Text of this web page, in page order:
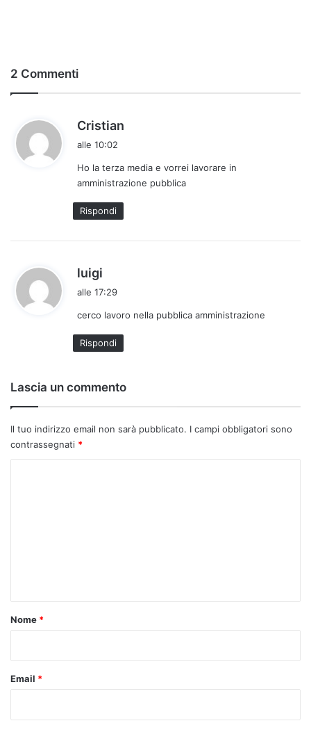
2 Commenti
Cristian
e
t
alle 10:02
Ho la terza media e vorrei lavorare in
amministrazione pubblica
Rispondi
luigi
e
t
t
alle 17:29
cerco lavoro nella pubblica amministrazione
Rispondi
Lascia un commento
Il tuo indirizzo email non sarà pubblicato. I campi obbligatori sono
contrassegnati *
o
Nome *
Email *